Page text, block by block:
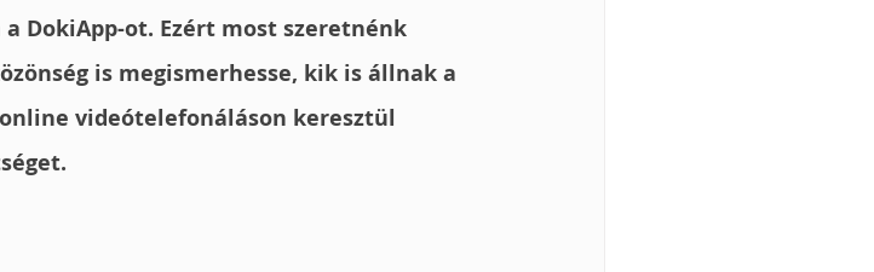
DokiApp-ot. Ezért most szeretnénk
is megismerhesse, kik is állnak a
videótelefonáláson keresztül